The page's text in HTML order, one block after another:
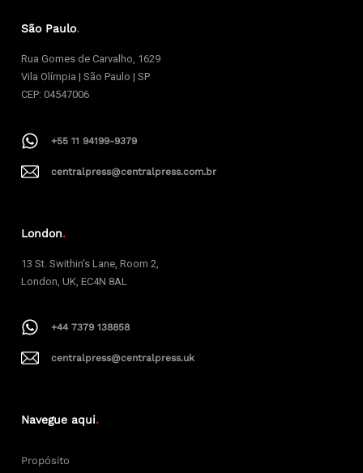
São Paulo.
Rua Gomes de Carvalho, 1629
Vila Olímpia | São Paulo | SP
CEP: 04547006
+55 11 94199-9379
centralpress@centralpress.com.br
London.
13 St. Swithin’s Lane, Room 2,
London, UK, EC4N 8AL
+44 7379 138858
centralpress@centralpress.uk
Navegue aqui.
Propósito